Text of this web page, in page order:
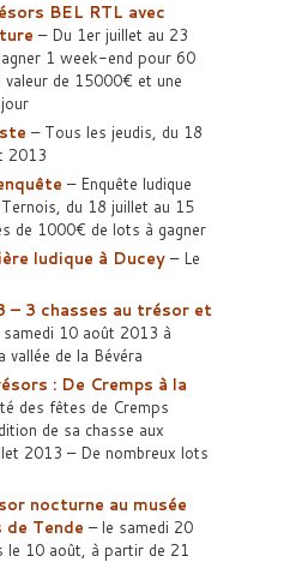
BEL RTL avec
– Du 1er juillet au 23
1 week-end pour 60
valeur de 15000€ et une
– Tous les jeudis, du 18
2013
– Enquête ludique
du 18 juillet au 15
de 1000€ de lots à gagner
ludique à Ducey – Le
– 3 chasses au trésor et
samedi 10 août 2013 à
vallée de la Bévéra
: De Cremps à la
des fêtes de Cremps
de sa chasse aux
2013 – De nombreux lots
nocturne au musée
de Tende – le samedi 20
le 10 août, à partir de 21